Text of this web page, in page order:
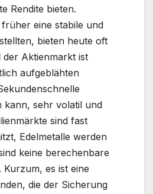
Rendite bieten.
eine stabile und
bieten heute oft
der Aktienmarkt ist
aufgeblähten
kann, sehr volatil und
sind fast
Edelmetalle werden
keine berechenbare
Kurzum, es ist eine
die der Sicherung